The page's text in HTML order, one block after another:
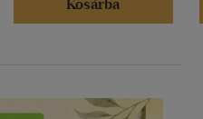
Kosárba